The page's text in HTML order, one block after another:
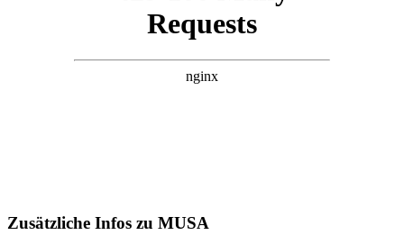
Zusätzliche Infos zu MUSA